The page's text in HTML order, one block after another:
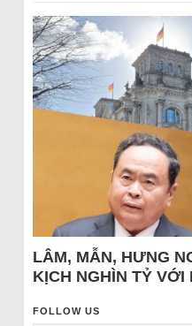
LÂM, MẪN, HƯNG
KỊCH NGHÌN TỶ VỚI
FOLLOW US